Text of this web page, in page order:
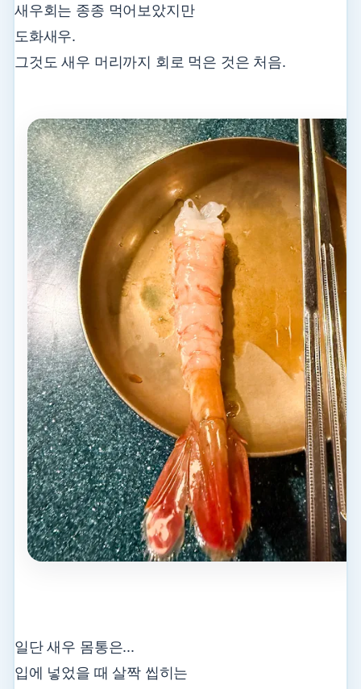
새우회는 종종 먹어보았지만
도화새우.
그것도 새우 머리까지 회로 먹은 것은 처음.
일단 새우 몸통은...
입에 넣었을 때 살짝 씹히는